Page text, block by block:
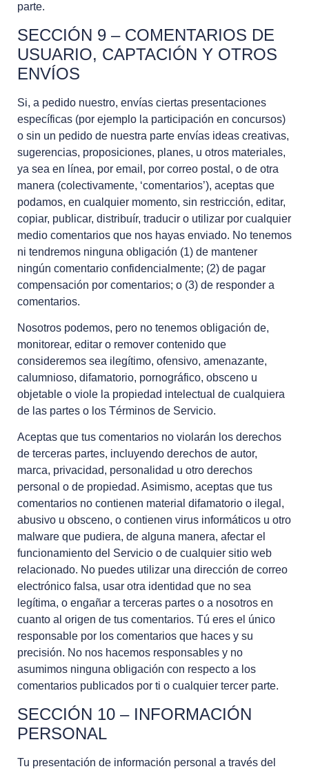
parte.
SECCIÓN 9 – COMENTARIOS DE
USUARIO, CAPTACIÓN Y OTROS
ENVÍOS
Si, a pedido nuestro, envías ciertas presentaciones
específicas (por ejemplo la participación en concursos)
o sin un pedido de nuestra parte envías ideas creativas,
sugerencias, proposiciones, planes, u otros materiales,
ya sea en línea, por email, por correo postal, o de otra
manera (colectivamente, ‘comentarios’), aceptas que
podamos, en cualquier momento, sin restricción, editar,
copiar, publicar, distribuír, traducir o utilizar por cualquier
medio comentarios que nos hayas enviado. No tenemos
ni tendremos ninguna obligación (1) de mantener
ningún comentario confidencialmente; (2) de pagar
compensación por comentarios; o (3) de responder a
comentarios.
Nosotros podemos, pero no tenemos obligación de,
monitorear, editar o remover contenido que
consideremos sea ilegítimo, ofensivo, amenazante,
calumnioso, difamatorio, pornográfico, obsceno u
objetable o viole la propiedad intelectual de cualquiera
de las partes o los Términos de Servicio.
Aceptas que tus comentarios no violarán los derechos
de terceras partes, incluyendo derechos de autor,
marca, privacidad, personalidad u otro derechos
personal o de propiedad. Asimismo, aceptas que tus
comentarios no contienen material difamatorio o ilegal,
abusivo u obsceno, o contienen virus informáticos u otro
malware que pudiera, de alguna manera, afectar el
funcionamiento del Servicio o de cualquier sitio web
relacionado. No puedes utilizar una dirección de correo
electrónico falsa, usar otra identidad que no sea
legítima, o engañar a terceras partes o a nosotros en
cuanto al origen de tus comentarios. Tú eres el único
responsable por los comentarios que haces y su
precisión. No nos hacemos responsables y no
asumimos ninguna obligación con respecto a los
comentarios publicados por ti o cualquier tercer parte.
SECCIÓN 10 – INFORMACIÓN
PERSONAL
Tu presentación de información personal a través del